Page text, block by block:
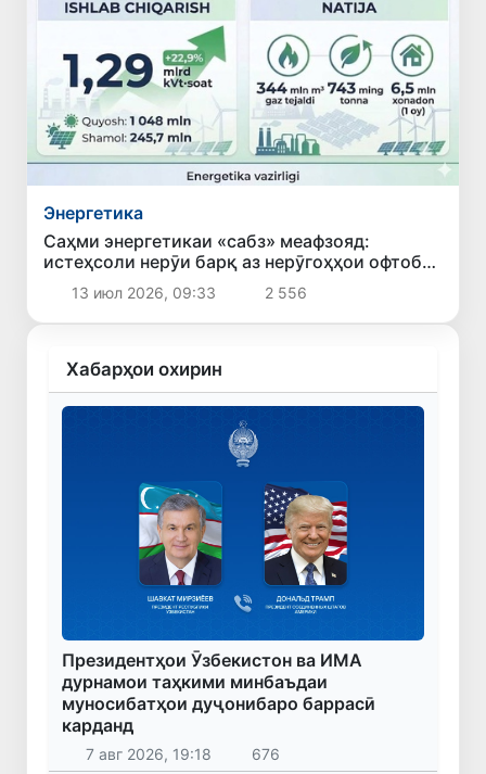
Энергетика
Саҳми энергетикаи «сабз» меафзояд:
истеҳсоли нерӯи барқ аз нерӯгоҳҳои офтобӣ
ва бодӣ дар моҳи июн 22,9 фоиз афзоиш ёфт
13 июл 2026, 09:33 2 556
Хабарҳои охирин
Президентҳои Ӯзбекистон ва ИМА
дурнамои таҳкими минбаъдаи
муносибатҳои дуҷонибаро баррасӣ
карданд
7 авг 2026, 19:18 676